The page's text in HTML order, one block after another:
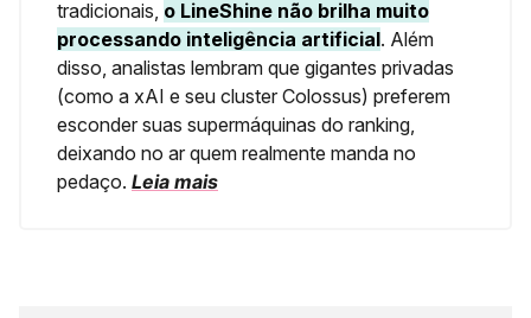
tradicionais, o LineShine não brilha muito
processando inteligência artificial. Além
disso, analistas lembram que gigantes privadas
(como a xAI e seu cluster Colossus) preferem
esconder suas supermáquinas do ranking,
deixando no ar quem realmente manda no
pedaço. Leia mais